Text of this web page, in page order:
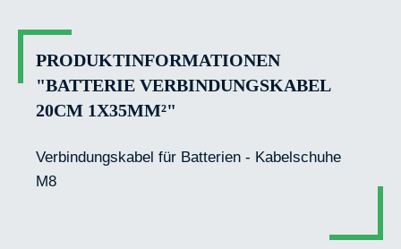
PRODUKTINFORMATIONEN
"BATTERIE VERBINDUNGSKABEL
20CM 1X35MM²"
Verbindungskabel für Batterien - Kabelschuhe
M8